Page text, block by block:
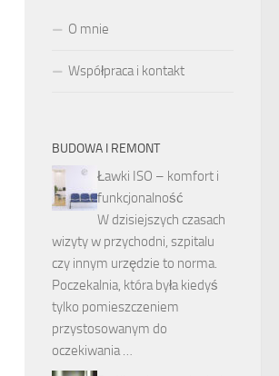
O mnie
Współpraca i kontakt
BUDOWA I REMONT
Ławki ISO – komfort i
funkcjonalność
W dzisiejszych czasach
wizyty w przychodni, szpitalu
czy innym urzędzie to norma.
Poczekalnia, która była kiedyś
tylko pomieszczeniem
przystosowanym do
oczekiwania …